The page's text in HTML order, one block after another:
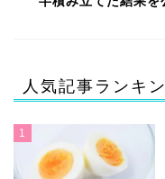
人気記事ランキ
1